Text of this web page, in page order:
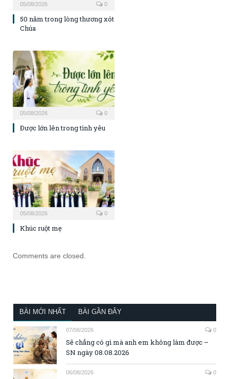
05/08/2026 0
50 năm trong lòng thương xót
Chúa
05/08/2026 0
Được lớn lên trong tình yêu
05/08/2026 0
Khúc ruột mẹ
Comments are closed.
BÀI MỚI NHẤT BÀI GẦN ĐÂY
07/08/2026 0
Sẽ chẳng có gì mà anh em không làm được –
SN ngày 08.08.2026
06/08/2026 0